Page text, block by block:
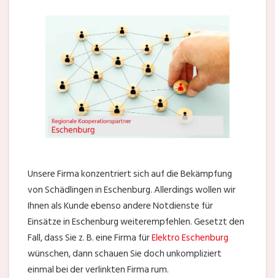
Unsere Firma konzentriert sich auf die Bekämpfung
von Schädlingen in Eschenburg. Allerdings wollen wir
Ihnen als Kunde ebenso andere Notdienste für
Einsätze in Eschenburg weiterempfehlen. Gesetzt den
Fall, dass Sie z. B. eine Firma fürElektro Eschenburg
wünschen, dann schauen Sie doch unkompliziert
einmal bei der verlinkten Firma rum.